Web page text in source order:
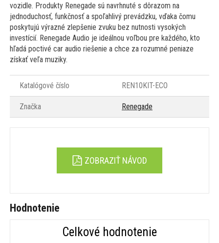
vozidle. Produkty Renegade sú navrhnuté s dôrazom na
jednoduchosť, funkčnosť a spoľahlivý prevádzku, vďaka čomu
poskytujú výrazné zlepšenie zvuku bez nutnosti vysokých
investícií. Renegade Audio je ideálnou voľbou pre každého, kto
hľadá poctivé car audio riešenie a chce za rozumné peniaze
získať veľa muziky.
Katalógové číslo REN10KIT-ECO
Značka Renegade
ZOBRAZIŤ NÁVOD
Hodnotenie
Celkové hodnotenie